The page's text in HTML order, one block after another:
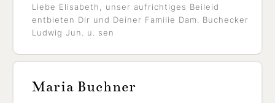
Liebe Elisabeth, unser aufrichtiges Beileid
entbieten Dir und Deiner Familie Dam. Buchecker
Ludwig Jun. u. sen
Maria Buchner